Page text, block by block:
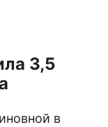
3,5
в